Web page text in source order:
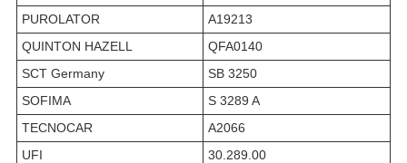
PUROLATOR
A19213
QUINTON HAZELL
QFA0140
SCT Germany
SB 3250
SOFIMA
S 3289 A
TECNOCAR
A2066
UFI
30.289.00